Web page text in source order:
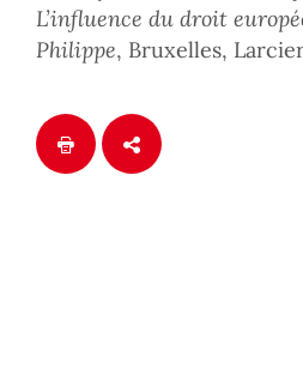
L’influence du droit
Philippe, Bruxelles,